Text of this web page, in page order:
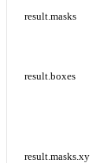
result.masks
result.boxes
result.masks.xy